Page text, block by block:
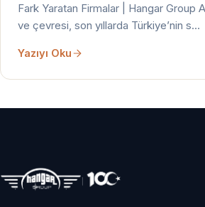
Fark Yaratan Firmalar | Hangar Group
ve çevresi, son yıllarda Türkiye’nin s…
Yazıyı Oku